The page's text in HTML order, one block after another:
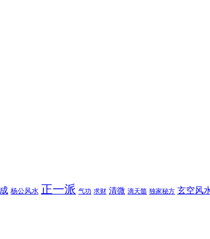
杨公风水 正一派 气功 求财 清微 滴天髓 独家秘方 玄空风